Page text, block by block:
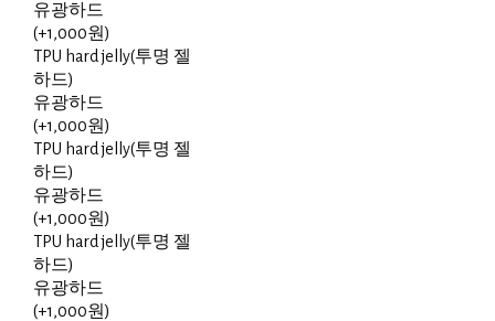
유광하드
(+1,000원)
TPU hard jelly(투명 젤
하드)
유광하드
(+1,000원)
TPU hard jelly(투명 젤
하드)
유광하드
(+1,000원)
TPU hard jelly(투명 젤
하드)
유광하드
(+1,000원)